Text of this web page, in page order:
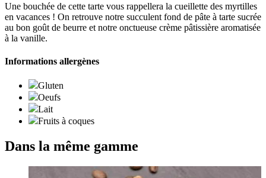
Une bouchée de cette tarte vous rappellera la cueillette des myrtilles
en vacances ! On retrouve notre succulent fond de pâte à tarte sucrée
au bon goût de beurre et notre onctueuse crème pâtissière aromatisée
à la vanille.
Informations allergènes
Gluten
Oeufs
Lait
Fruits à coques
Dans la même gamme